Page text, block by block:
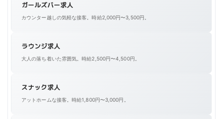
香川県高松市古馬場町14-10
松原ビル
からは「紹介してくれたお店、良かったよ」、お店からは「紹介して
す。
ガールズバー求人
カウンター越しの気軽な接客。時給2,000円〜3,500円。
ラウンジ求人
大人の落ち着いた雰囲気。時給2,500円〜4,500円。
スナック求人
アットホームな接客。時給1,800円〜3,000円。